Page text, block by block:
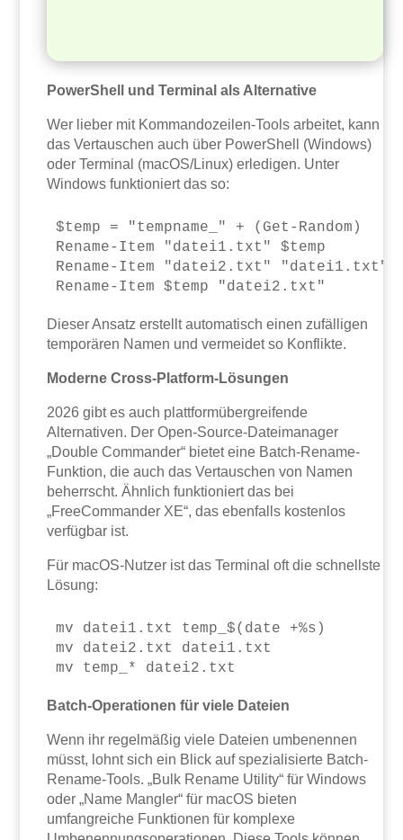
PowerShell und Terminal als Alternative
Wer lieber mit Kommandozeilen-Tools arbeitet, kann
das Vertauschen auch über PowerShell (Windows)
oder Terminal (macOS/Linux) erledigen. Unter
Windows funktioniert das so:
$temp = "tempname_" + (Get-Random)
Rename-Item "datei1.txt" $temp
Rename-Item "datei2.txt" "datei1.txt"
Dieser Ansatz erstellt automatisch einen zufälligen
temporären Namen und vermeidet so Konflikte.
Moderne Cross-Platform-Lösungen
2026 gibt es auch plattformübergreifende
Alternativen. Der Open-Source-Dateimanager
„Double Commander“ bietet eine Batch-Rename-
Funktion, die auch das Vertauschen von Namen
beherrscht. Ähnlich funktioniert das bei
„FreeCommander XE“, das ebenfalls kostenlos
verfügbar ist.
Für macOS-Nutzer ist das Terminal oft die schnellste
Lösung:
mv datei1.txt temp_$(date +%s)
mv datei2.txt datei1.txt
Batch-Operationen für viele Dateien
Wenn ihr regelmäßig viele Dateien umbenennen
müsst, lohnt sich ein Blick auf spezialisierte Batch-
Rename-Tools. „Bulk Rename Utility“ für Windows
oder „Name Mangler“ für macOS bieten
umfangreiche Funktionen für komplexe